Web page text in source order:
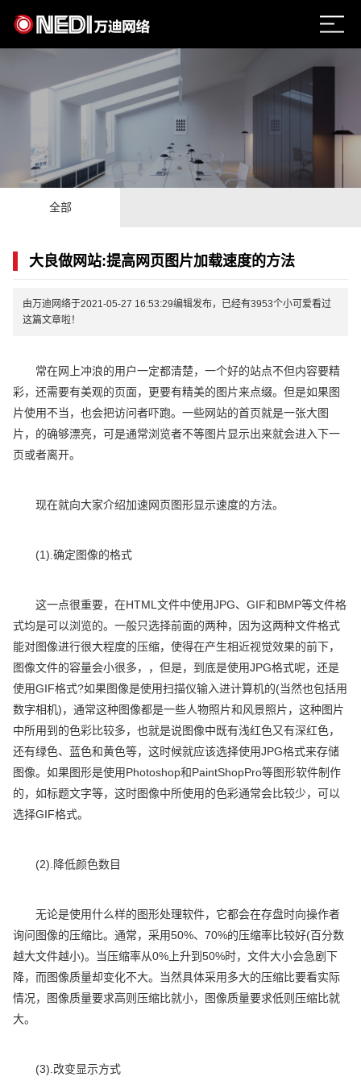
全部
大良做网站:提高网页图片加载速度的方法
由万迪网络于2021-05-27 16:53:29编辑发布，已经有3953个小可爱看过
这篇文章啦！
常在网上冲浪的用户一定都清楚，一个好的站点不但内容要精
彩，还需要有美观的页面，更要有精美的图片来点缀。但是如果图
片使用不当，也会把访问者吓跑。一些网站的首页就是一张大图
片，的确够漂亮，可是通常浏览者不等图片显示出来就会进入下一
页或者离开。
现在就向大家介绍加速网页图形显示速度的方法。
(1).确定图像的格式
这一点很重要，在HTML文件中使用JPG、GIF和BMP等文件格
式均是可以浏览的。一般只选择前面的两种，因为这两种文件格式
能对图像进行很大程度的压缩，使得在产生相近视觉效果的前下，
图像文件的容量会小很多，，但是，到底是使用JPG格式呢，还是
使用GIF格式?如果图像是使用扫描仪输入进计算机的(当然也包括用
数字相机)，通常这种图像都是一些人物照片和风景照片，这种图片
中所用到的色彩比较多，也就是说图像中既有浅红色又有深红色，
还有绿色、蓝色和黄色等，这时候就应该选择使用JPG格式来存储
图像。如果图形是使用Photoshop和PaintShopPro等图形软件制作
的，如标题文字等，这时图像中所使用的色彩通常会比较少，可以
选择GIF格式。
(2).降低颜色数目
无论是使用什么样的图形处理软件，它都会在存盘时向操作者
询问图像的压缩比。通常，采用50%、70%的压缩率比较好(百分数
越大文件越小)。当压缩率从0%上升到50%时，文件大小会急剧下
降，而图像质量却变化不大。当然具体采用多大的压缩比要看实际
情况，图像质量要求高则压缩比就小，图像质量要求低则压缩比就
大。
(3).改变显示方式